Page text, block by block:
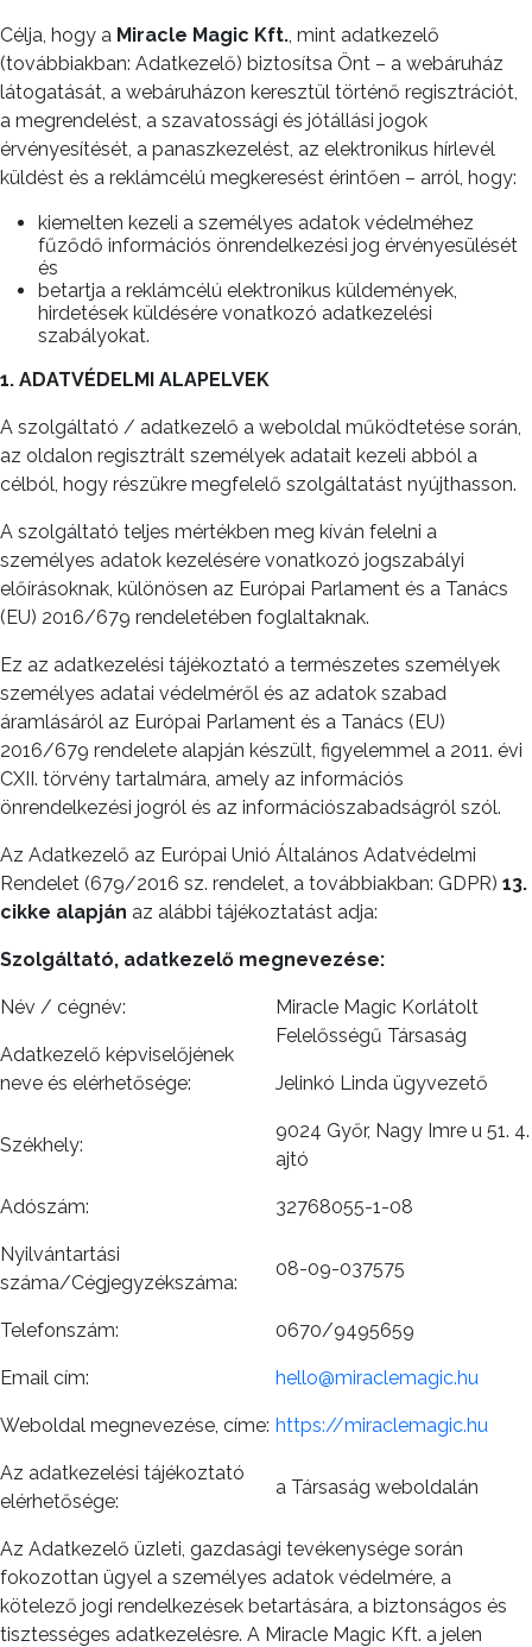
Célja, hogy a Miracle Magic Kft., mint adatkezelő
(továbbiakban: Adatkezelő) biztosítsa Önt – a webáruház
látogatását, a webáruházon keresztül történő regisztrációt,
a megrendelést, a szavatossági és jótállási jogok
érvényesítését, a panaszkezelést, az elektronikus hírlevél
küldést és a reklámcélú megkeresést érintően – arról, hogy:
kiemelten kezeli a személyes adatok védelméhez
fűződő információs önrendelkezési jog érvényesülését
és
betartja a reklámcélú elektronikus küldemények,
hirdetések küldésére vonatkozó adatkezelési
szabályokat.
1. ADATVÉDELMI ALAPELVEK
A szolgáltató / adatkezelő a weboldal működtetése során,
az oldalon regisztrált személyek adatait kezeli abból a
célból, hogy részükre megfelelő szolgáltatást nyújthasson.
A szolgáltató teljes mértékben meg kíván felelni a
személyes adatok kezelésére vonatkozó jogszabályi
előírásoknak, különösen az Európai Parlament és a Tanács
(EU) 2016/679 rendeletében foglaltaknak.
Ez az adatkezelési tájékoztató a természetes személyek
személyes adatai védelméről és az adatok szabad
áramlásáról az Európai Parlament és a Tanács (EU)
2016/679 rendelete alapján készült, figyelemmel a 2011. évi
CXII. törvény tartalmára, amely az információs
önrendelkezési jogról és az információszabadságról szól.
Az Adatkezelő az Európai Unió Általános Adatvédelmi
Rendelet (679/2016 sz. rendelet, a továbbiakban: GDPR) 13.
cikke alapján az alábbi tájékoztatást adja:
Szolgáltató, adatkezelő megnevezése:
Név / cégnév:
Adatkezelő képviselőjének
neve és elérhetősége:
Miracle Magic Korlátolt
Felelősségű Társaság
Jelinkó Linda ügyvezető
Székhely:
9024 Győr, Nagy Imre u 51. 4.
ajtó
Adószám: 32768055-1-08
Nyilvántartási
száma/Cégjegyzékszáma:
08-09-037575
Telefonszám: 0670/9495659
Email cím: hello@miraclemagic.hu
Weboldal megnevezése, címe: https://miraclemagic.hu
Az adatkezelési tájékoztató
elérhetősége:
a Társaság weboldalán
Az Adatkezelő üzleti, gazdasági tevékenysége során
fokozottan ügyel a személyes adatok védelmére, a
kötelező jogi rendelkezések betartására, a biztonságos és
tisztességes adatkezelésre. A Miracle Magic Kft. a jelen